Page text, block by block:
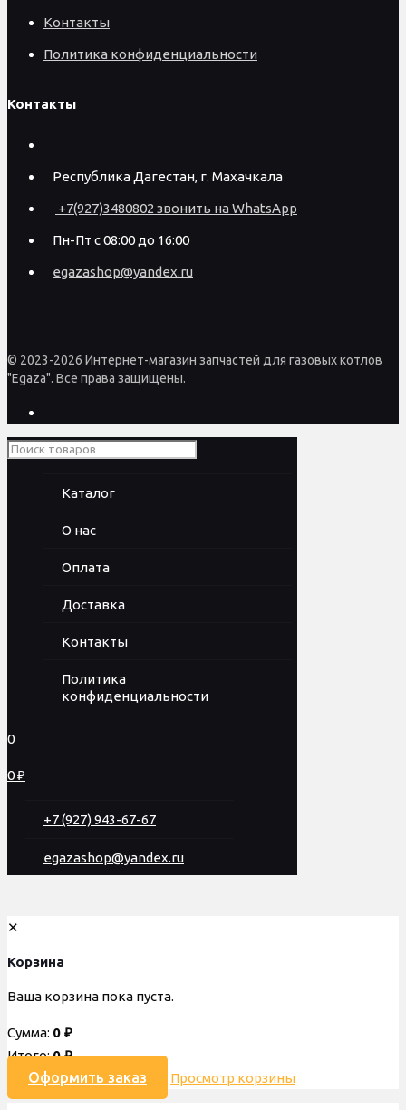
Контакты
Политика конфиденциальности
Контакты
Республика Дагестан, г. Махачкала
+7(927)3480802 звонить на WhatsApp
Пн-Пт с 08:00 до 16:00
egazashop@yandex.ru
© 2023-2026 Интернет-магазин запчастей для газовых котлов
"Egaza". Все права защищены.
Каталог
О нас
Оплата
Доставка
Контакты
Политика
конфиденциальности
0
0 ₽
+7 (927) 943-67-67
egazashop@yandex.ru
✕
Корзина
Ваша корзина пока пуста.
Сумма: 0 ₽
Итого:0₽
Оформить заказ Просмотр корзины